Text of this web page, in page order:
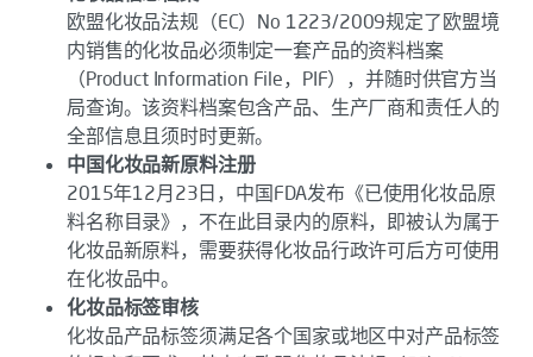
欧盟化妆品法规（EC）No 1223/2009规定了欧盟境
内销售的化妆品必须制定一套产品的资料档案
（Product Information File，PIF），并随时供官方当
局查询。该资料档案包含产品、生产厂商和责任人的
全部信息且须时时更新。
中国化妆品新原料注册
2015年12月23日，中国FDA发布《已使用化妆品原
料名称目录》，不在此目录内的原料，即被认为属于
化妆品新原料，需要获得化妆品行政许可后方可使用
在化妆品中。
化妆品标签审核
化妆品产品标签须满足各个国家或地区中对产品标签